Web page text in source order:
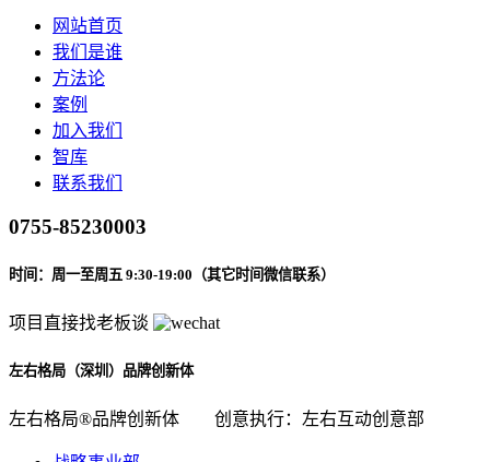
网站首页
我们是谁
方法论
案例
加入我们
智库
联系我们
0755-85230003
时间：周一至周五 9:30-19:00（其它时间微信联系）
项目直接找老板谈
左右格局（深圳）品牌创新体
左右格局®品牌创新体 创意执行：左右互动创意部